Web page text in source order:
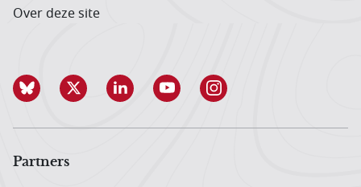
Over deze site
Partners